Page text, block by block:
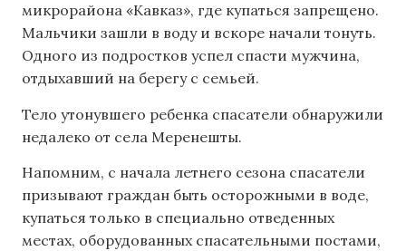
микрорайона «Кавказ», где купаться запрещено.
Мальчики зашли в воду и вскоре начали тонуть.
Одного из подростков успел спасти мужчина,
отдыхавший на берегу с семьей.
Тело утонувшего ребенка спасатели обнаружили
недалеко от села Меренешты.
Напомним, с начала летнего сезона спасатели
призывают граждан быть осторожными в воде,
купаться только в специально отведенных
местах, оборудованных спасательными постами,